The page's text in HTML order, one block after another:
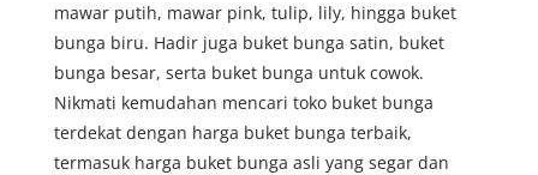
mawar putih, mawar pink, tulip, lily, hingga buket
bunga biru. Hadir juga buket bunga satin, buket
bunga besar, serta buket bunga untuk cowok.
Nikmati kemudahan mencari toko buket bunga
terdekat dengan harga buket bunga terbaik,
termasuk harga buket bunga asli yang segar dan